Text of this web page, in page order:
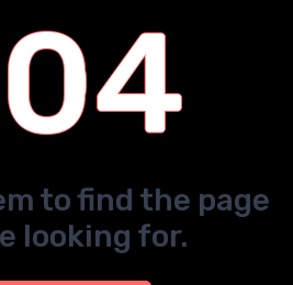
to find the page
looking for.